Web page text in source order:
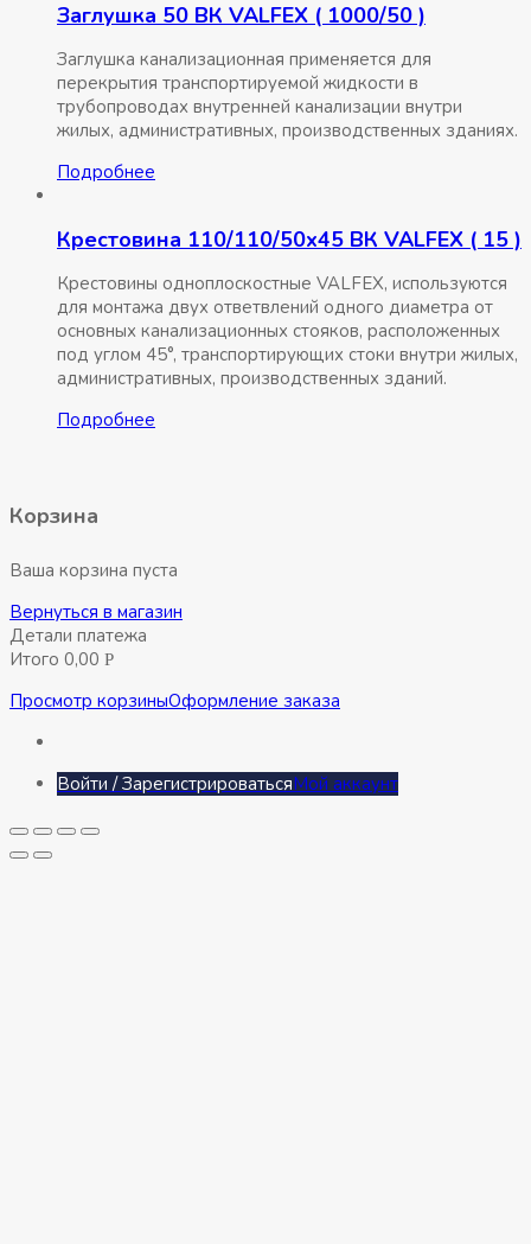
Заглушка 50 ВК VALFEX ( 1000/50 )
Заглушка канализационная применяется для
перекрытия транспортируемой жидкости в
трубопроводах внутренней канализации внутри
жилых, административных, производственных зданиях.
Подробнее
Крестовина 110/110/50х45 ВК VALFEX ( 15 )
Крестовины одноплоскостные VALFEX, используются
для монтажа двух ответвлений одного диаметра от
основных канализационных стояков, расположенных
под углом 45°, транспортирующих стоки внутри жилых,
административных, производственных зданий.
Подробнее
Корзина
Ваша корзина пуста
Вернуться в магазин
Детали платежа
Итого 0,00 Р
Просмотр корзиныОформление заказа
Войти / ЗарегистрироватьсяМой аккаунт